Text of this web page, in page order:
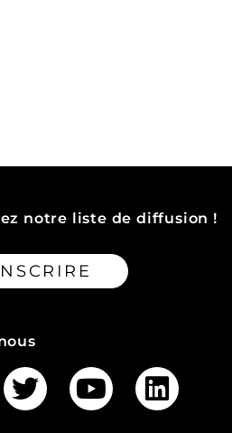
notre liste de diffusion !